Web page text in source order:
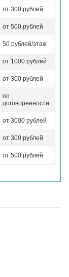
от 300 рублей
от 500 рублей
50 рублей/этаж
от 1000 рублей
от 300 рублей
по
договоренности
от 3000 рублей
от 300 рублей
от 500 рублей